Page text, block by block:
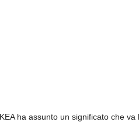
ha assunto un significato che